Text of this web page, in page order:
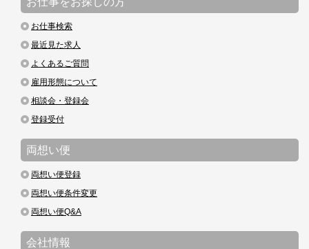
お仕事検索
最近見た求人
よくあるご質問
雇用形態について
相談会・登録会
登録受付
両想い便
両想い便登録
両想い便条件変更
両想い便Q&A
会社情報